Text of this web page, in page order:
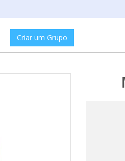
Criar um Grupo